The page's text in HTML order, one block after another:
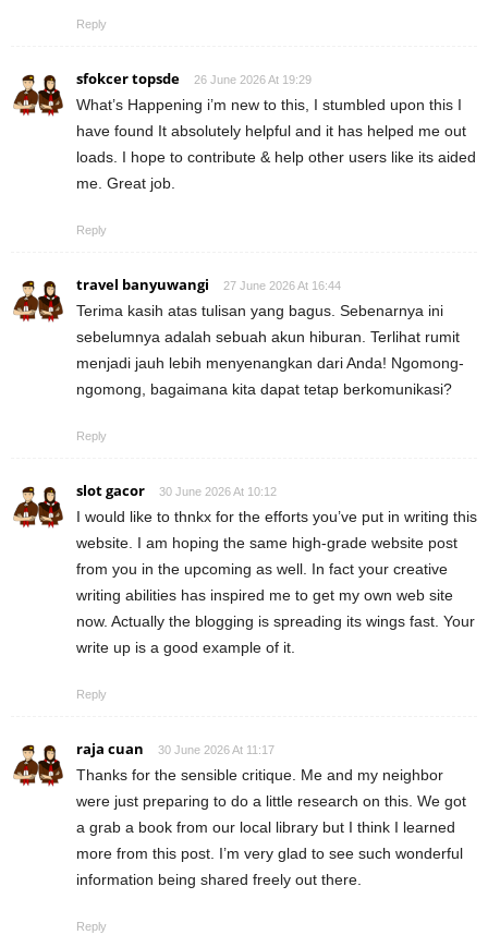
Reply
sfokcer topsde 26 June 2026 At 19:29
What’s Happening i’m new to this, I stumbled upon this I
have found It absolutely helpful and it has helped me out
loads. I hope to contribute & help other users like its aided
me. Great job.
Reply
travel banyuwangi 27 June 2026 At 16:44
Terima kasih atas tulisan yang bagus. Sebenarnya ini
sebelumnya adalah sebuah akun hiburan. Terlihat rumit
menjadi jauh lebih menyenangkan dari Anda! Ngomong-
ngomong, bagaimana kita dapat tetap berkomunikasi?
Reply
slot gacor 30 June 2026 At 10:12
I would like to thnkx for the efforts you’ve put in writing this
website. I am hoping the same high-grade website post
from you in the upcoming as well. In fact your creative
writing abilities has inspired me to get my own web site
now. Actually the blogging is spreading its wings fast. Your
write up is a good example of it.
Reply
raja cuan 30 June 2026 At 11:17
Thanks for the sensible critique. Me and my neighbor
were just preparing to do a little research on this. We got
a grab a book from our local library but I think I learned
more from this post. I’m very glad to see such wonderful
information being shared freely out there.
Reply